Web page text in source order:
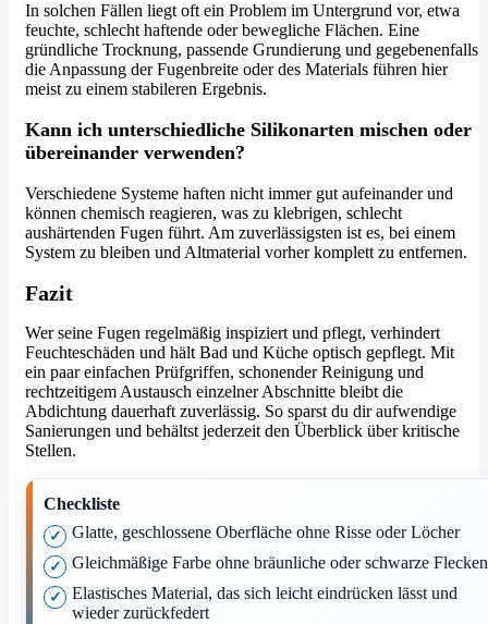
In solchen Fällen liegt oft ein Problem im Untergrund vor, etwa
feuchte, schlecht haftende oder bewegliche Flächen. Eine
gründliche Trocknung, passende Grundierung und gegebenenfalls
die Anpassung der Fugenbreite oder des Materials führen hier
meist zu einem stabileren Ergebnis.
Kann ich unterschiedliche Silikonarten mischen oder
übereinander verwenden?
Verschiedene Systeme haften nicht immer gut aufeinander und
können chemisch reagieren, was zu klebrigen, schlecht
aushärtenden Fugen führt. Am zuverlässigsten ist es, bei einem
System zu bleiben und Altmaterial vorher komplett zu entfernen.
Fazit
Wer seine Fugen regelmäßig inspiziert und pflegt, verhindert
Feuchteschäden und hält Bad und Küche optisch gepflegt. Mit
ein paar einfachen Prüfgriffen, schonender Reinigung und
rechtzeitigem Austausch einzelner Abschnitte bleibt die
Abdichtung dauerhaft zuverlässig. So sparst du dir aufwendige
Sanierungen und behältst jederzeit den Überblick über kritische
Stellen.
Checkliste
Glatte, geschlossene Oberfläche ohne Risse oder Löcher
Gleichmäßige Farbe ohne bräunliche oder schwarze Flecken
Elastisches Material, das sich leicht eindrücken lässt und
wieder zurückfedert